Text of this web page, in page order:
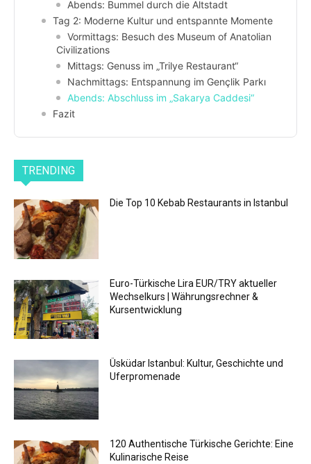
Abends: Bummel durch die Altstadt
Tag 2: Moderne Kultur und entspannte Momente
Vormittags: Besuch des Museum of Anatolian
Civilizations
Mittags: Genuss im „Trilye Restaurant“
Nachmittags: Entspannung im Gençlik Parkı
Abends: Abschluss im „Sakarya Caddesi“
Fazit
TRENDING
Die Top 10 Kebab Restaurants in Istanbul
Euro-Türkische Lira EUR/TRY aktueller
Wechselkurs | Währungsrechner &
Kursentwicklung
Üsküdar Istanbul: Kultur, Geschichte und
Uferpromenade
120 Authentische Türkische Gerichte: Eine
Kulinarische Reise